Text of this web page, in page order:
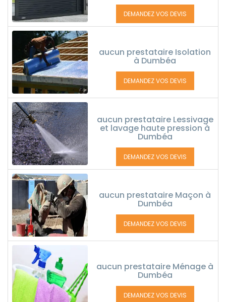
DEMANDEZ VOS DEVIS
aucun prestataire Isolation
à Dumbéa
DEMANDEZ VOS DEVIS
aucun prestataire Lessivage
et lavage haute pression à
Dumbéa
DEMANDEZ VOS DEVIS
aucun prestataire Maçon à
Dumbéa
DEMANDEZ VOS DEVIS
aucun prestataire Ménage à
Dumbéa
DEMANDEZ VOS DEVIS